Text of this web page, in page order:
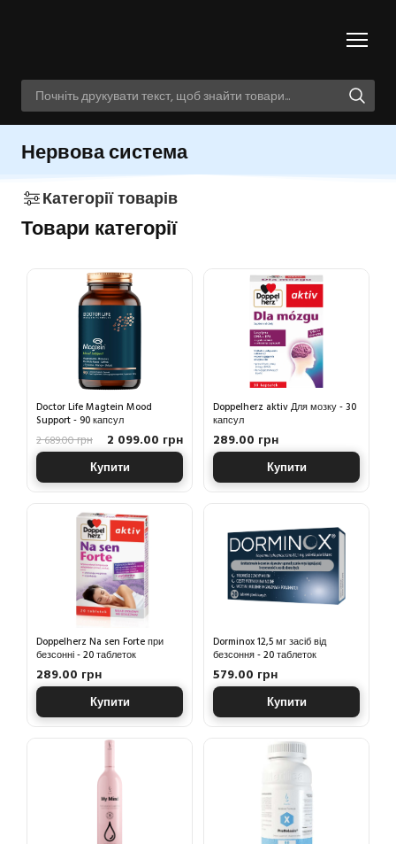
Нервова система
Категорії товарів
Товари категорії
Doctor Life Magtein Mood
Support - 90 капсул
2 689.00 грн 2 099.00 грн
Купити
Doppelherz aktiv Для мозку - 30
капсул
289.00 грн
Купити
Doppelherz Na sen Forte при
безсонні - 20 таблеток
289.00 грн
Купити
Dorminox 12,5 мг засіб від
безсоння - 20 таблеток
579.00 грн
Купити